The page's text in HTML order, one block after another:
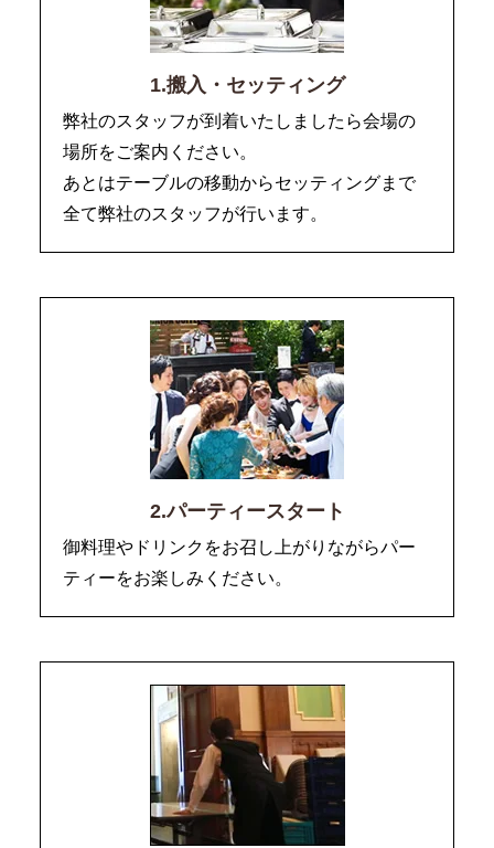
1.搬入・セッティング
弊社のスタッフが到着いたしましたら会場の
場所をご案内ください。
あとはテーブルの移動からセッティングまで
全て弊社のスタッフが行います。
2.パーティースタート
御料理やドリンクをお召し上がりながらパー
ティーをお楽しみください。